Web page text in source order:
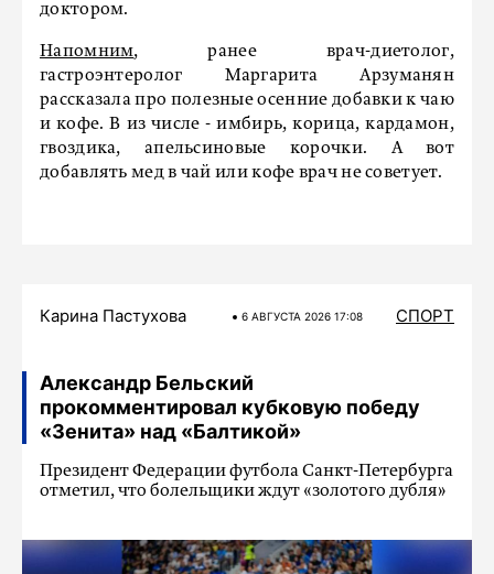
доктором.
Напомним, ранее врач-диетолог,
гастроэнтеролог Маргарита Арзуманян
рассказала про полезные осенние добавки к чаю
и кофе. В из числе - имбирь, корица, кардамон,
гвоздика, апельсиновые корочки. А вот
добавлять мед в чай или кофе врач не советует.
Карина Пастухова 6 АВГУСТА 2026 17:08 СПОРТ
Александр Бельский
прокомментировал кубковую победу
«Зенита» над «Балтикой»
Президент Федерации футбола Санкт-Петербурга
отметил, что болельщики ждут «золотого дубля»